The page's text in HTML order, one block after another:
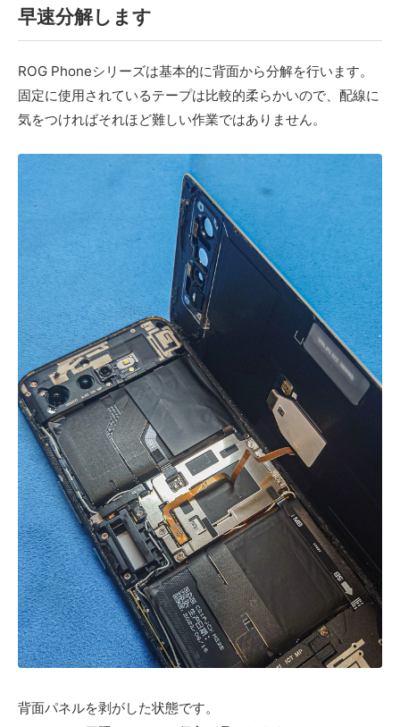
早速分解します
ROG Phoneシリーズは基本的に背面から分解を行います。
固定に使用されているテープは比較的柔らかいので、配線に
気をつければそれほど難しい作業ではありません。
背面パネルを剥がした状態です。